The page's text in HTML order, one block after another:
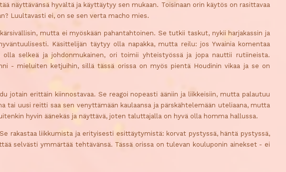
näyttävänsä hyvältä ja käyttäytyy sen mukaan. Toisinaan orin käytös on rasittavaa
Luultavasti ei, on se sen verta macho mies.
mutta ei myöskään pahantahtoinen. Se tutkii taskut, nykii harjakassin ja
Käsittelijän täytyy olla napakka, mutta reilu: jos Ywainia komentaa
selkeä ja johdonmukainen, ori toimii yhteistyössä ja jopa nauttii rutiineista.
- mieluiten ketjuihin, sillä tässä orissa on myös pientä Houdinin vikaa ja se on
jotain erittäin kiinnostavaa. Se reagoi nopeasti ääniin ja liikkeisiin, mutta palautuu
tai uusi reitti saa sen venyttämään kaulaansa ja pärskähtelemään uteliaana, mutta
hyvin äänekäs ja näyttävä, joten taluttajalla on hyvä olla homma hallussa.
rakastaa liikkumista ja erityisesti esittäytymistä: korvat pystyssä, häntä pystyssä,
selvästi ymmärtää tehtävänsä. Tässä orissa on tulevan kouluponin ainekset - ei